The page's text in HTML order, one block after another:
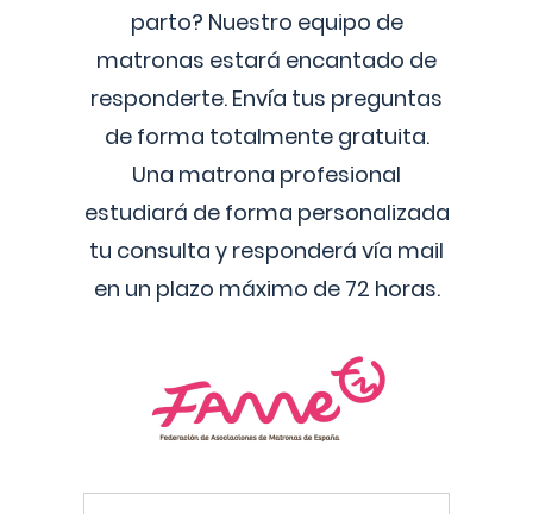
parto? Nuestro equipo de
matronas estará encantado de
responderte. Envía tus preguntas
de forma totalmente gratuita.
Una matrona profesional
estudiará de forma personalizada
tu consulta y responderá vía mail
en un plazo máximo de 72 horas.